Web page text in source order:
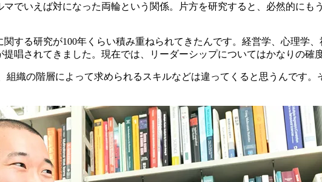
でいえば対になった両輪という関係。片方を研究すると、必然的に
する研究が100年くらい積み重ねられてきたんです。経営学、心理学
唱されてきました。現在では、リーダーシップについてはかなりの確
組織の階層によって求められるスキルなどは違ってくると思うんです